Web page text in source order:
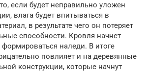
если будет неправильно уложен
влага будет впитываться в
в результате чего он потеряет
способности. Кровля начнет
формироваться наледи. В итоге
повлияет и на деревянные
конструкции, которые начнут